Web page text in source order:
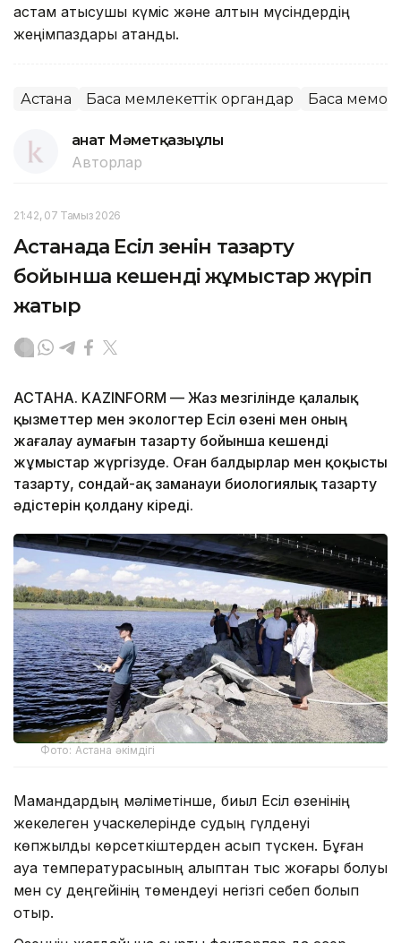
астам қатысушы күміс және алтын мүсіндердің
жеңімпаздары атанды.
Астана Басқа мемлекеттік органдар Басқа
Қанат Мәметқазыұлы
Авторлар
21:42, 07 Тамыз 2026
Астанада Есіл өзенін тазарту
бойынша кешенді жұмыстар жүріп
жатыр
АСТАНА. KAZINFORM — Жаз мезгілінде қалалық
қызметтер мен экологтер Есіл өзені мен оның
жағалау аумағын тазарту бойынша кешенді
жұмыстар жүргізуде. Оған балдырлар мен қоқысты
тазарту, сондай-ақ заманауи биологиялық тазарту
әдістерін қолдану кіреді.
Фото: Астана әкімдігі
Мамандардың мәліметінше, биыл Есіл өзенінің
жекелеген учаскелерінде судың гүлденуі
көпжылдық көрсеткіштерден асып түскен. Бұған
ауа температурасының қалыптан тыс жоғары болуы
мен су деңгейінің төмендеуі негізгі себеп болып
отыр.